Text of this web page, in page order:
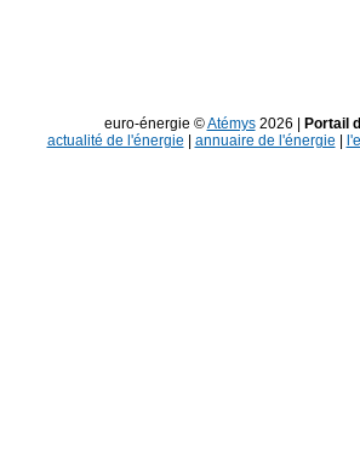
euro-énergie ©Atémys2026 |
Portail
actualité de l'énergie
annuaire de l'énergie